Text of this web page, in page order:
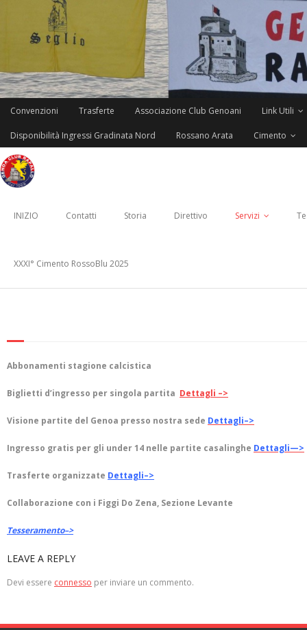
Convenzioni Trasferte Associazione Club Genoani Link Utili
Disponibilità Ingressi Gradinata Nord Rossano Arata Cimento
INIZIO Contatti Storia Direttivo Servizi
XXXI° Cimento RossoBlu 2025
Abbonamenti stagione calcistica
Biglietti d’ingresso per singola partita Dettagli –>
Visione partite del Genoa presso nostra sede Dettagli–>
Ingresso gratis per gli under 14 nelle partite casalinghe Dettagli—>
Trasferte organizzate Dettagli–>
Collaborazione con i Figgi Do Zena, Sezione Levante
Tesseramento–>
LEAVE A REPLY
Devi essere connesso per inviare un commento.